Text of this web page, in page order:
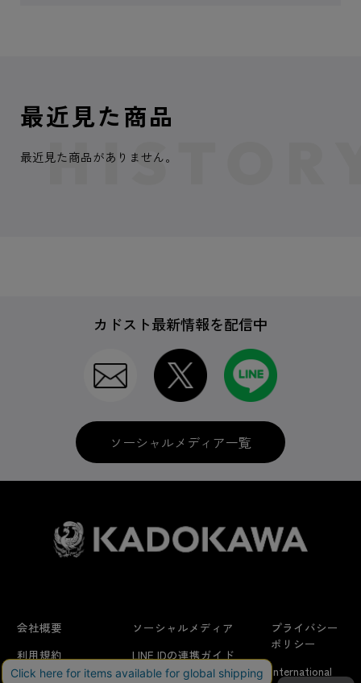
最近見た商品
最近見た商品がありません。
カドスト最新情報を配信中
ソーシャルメディア一覧
会社概要
利用規約
ソーシャルメディア
LINE IDの連携ガイド
プライバシー
ポリシー
International